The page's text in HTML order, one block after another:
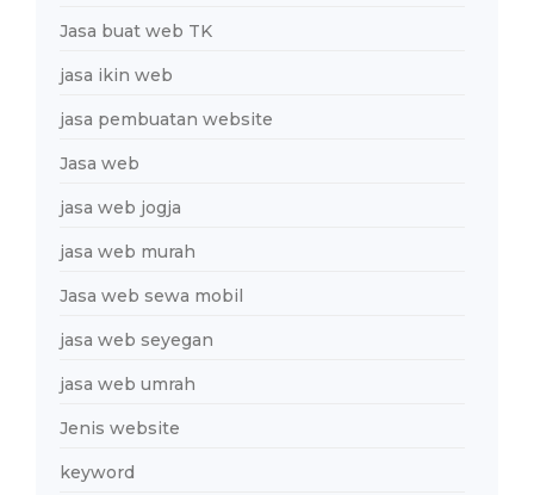
Jasa buat web TK
jasa ikin web
jasa pembuatan website
Jasa web
jasa web jogja
jasa web murah
Jasa web sewa mobil
jasa web seyegan
jasa web umrah
Jenis website
keyword